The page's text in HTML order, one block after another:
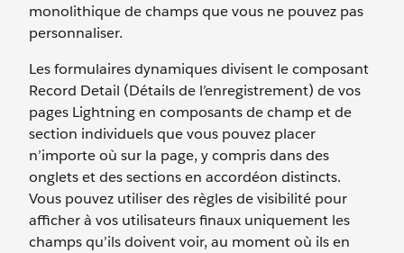
monolithique de champs que vous ne pouvez pas
personnaliser.
Les formulaires dynamiques divisent le composant
Record Detail (Détails de l’enregistrement) de vos
pages Lightning en composants de champ et de
section individuels que vous pouvez placer
n’importe où sur la page, y compris dans des
onglets et des sections en accordéon distincts.
Vous pouvez utiliser des règles de visibilité pour
afficher à vos utilisateurs finaux uniquement les
champs qu’ils doivent voir, au moment où ils en